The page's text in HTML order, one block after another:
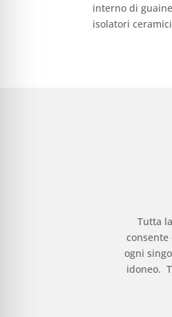
interno di
isolatori
Tutta
consente
ogni
idoneo.